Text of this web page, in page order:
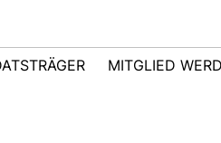
MITGLIED